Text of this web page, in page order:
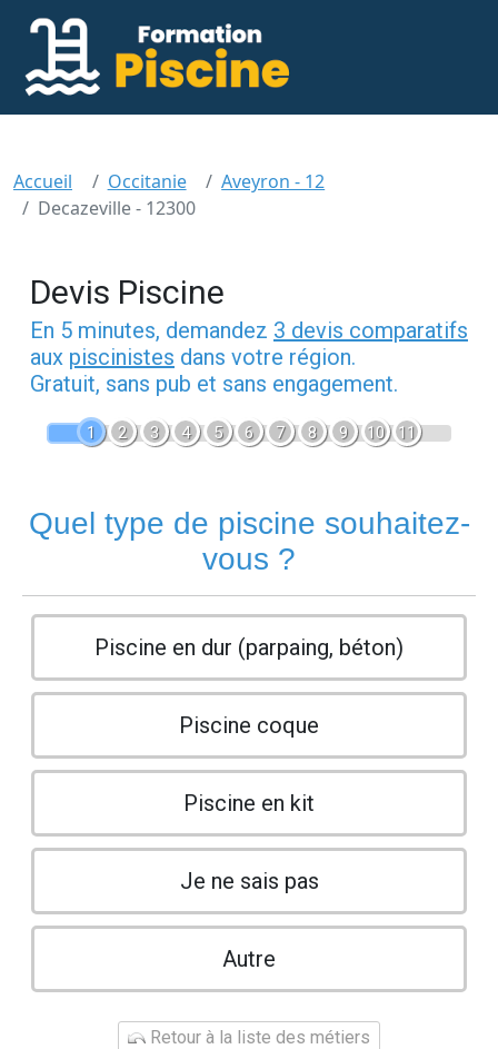
Accueil Occitanie
Aveyron - 12
Decazeville - 12300
Devis Piscine
En 5 minutes, demandez 3 devis comparatifs
aux piscinistes dans votre région.
Gratuit, sans pub et sans engagement.
1 2 3 4 5 6 7 8 9 10 11
Quel type de piscine souhaitez-
vous ?
Piscine en dur (parpaing, béton)
Piscine coque
Piscine en kit
Je ne sais pas
Autre
Retour à la liste des métiers